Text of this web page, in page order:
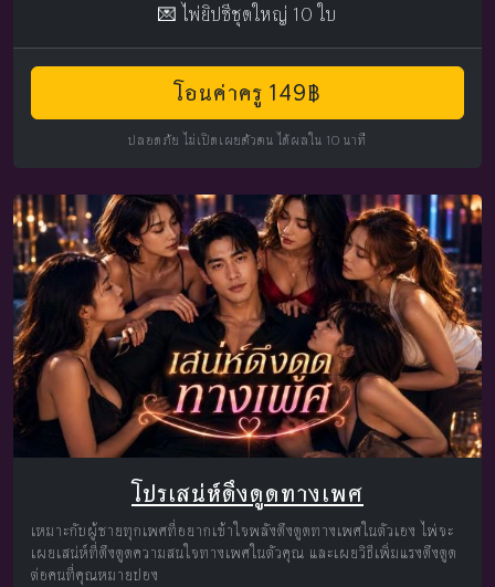
💌 ไพ่ยิปซีชุดใหญ่ 10 ใบ
โอนค่าครู 149฿
ปลอดภัย ไม่เปิดเผยตัวตน ได้ผลใน 10 นาที
โปรเสน่ห์ดึงดูดทางเพศ
เหมาะกับผู้ชายทุกเพศที่อยากเข้าใจพลังดึงดูดทางเพศในตัวเอง ไพ่จะ
เผยเสน่ห์ที่ดึงดูดความสนใจทางเพศในตัวคุณ และเผยวิธีเพิ่มแรงดึงดูด
ต่อคนที่คุณหมายปอง